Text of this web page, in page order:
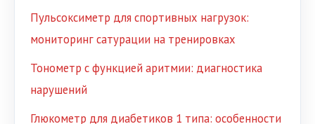
Пульсоксиметр для спортивных нагрузок:
мониторинг сатурации на тренировках
Тонометр с функцией аритмии: диагностика
нарушений
Глюкометр для диабетиков 1 типа: особенности